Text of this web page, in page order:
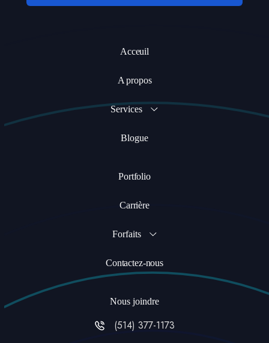
Acceuil
A propos
Services
Blogue
Portfolio
Carrière
Forfaits
Contactez-nous
Nous joindre
(514) 377-1173